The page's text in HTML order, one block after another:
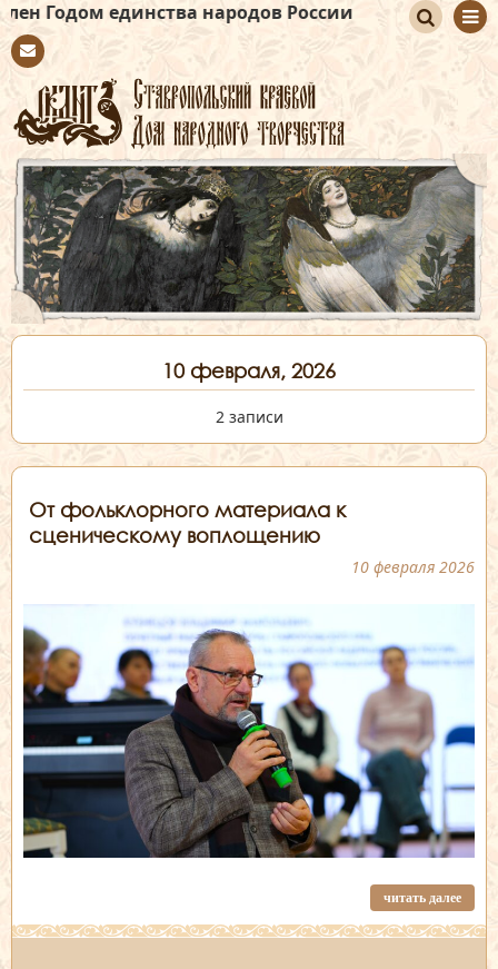
народов России
tact
иск
10 февраля, 2026
2 записи
От фольклорного материала к
сценическому воплощению
10 февраля 2026
читать далее